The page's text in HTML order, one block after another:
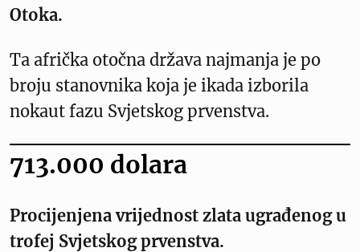
Otoka.
Ta afrička otočna država najmanja je po
broju stanovnika koja je ikada izborila
nokaut fazu Svjetskog prvenstva.
713.000 dolara
Procijenjena vrijednost zlata ugrađenog u
trofej Svjetskog prvenstva.